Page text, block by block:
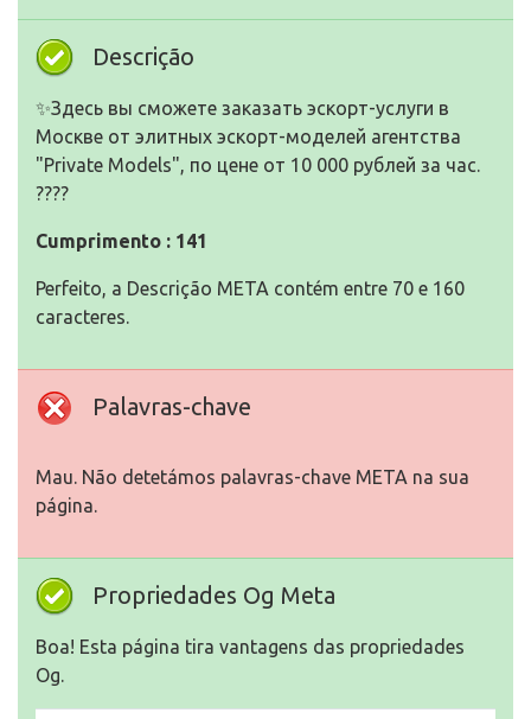
Descrição
✨Здесь вы сможете заказать эскорт-услуги в
Москве от элитных эскорт-моделей агентства
"Private Models", по цене от 10 000 рублей за час.
????
Cumprimento : 141
Perfeito, a Descrição META contém entre 70 e 160
caracteres.
Palavras-chave
Mau. Não detetámos palavras-chave META na sua
página.
Propriedades Og Meta
Boa! Esta página tira vantagens das propriedades
Og.